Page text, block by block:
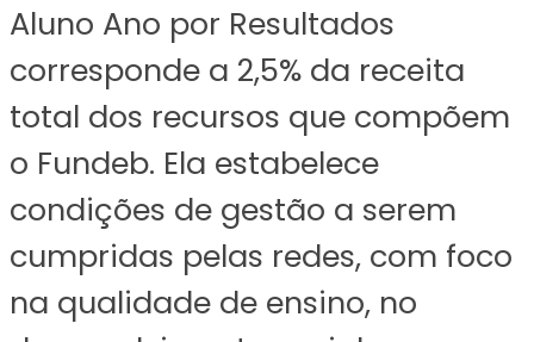
Aluno Ano por Resultados
corresponde a 2,5% da receita
total dos recursos que compõem
o Fundeb. Ela estabelece
condições de gestão a serem
cumpridas pelas redes, com foco
na qualidade de ensino, no